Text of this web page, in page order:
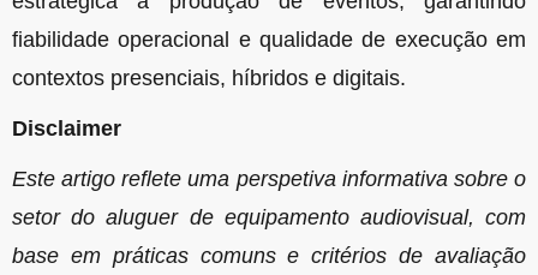
fiabilidade operacional e qualidade de execução em
contextos presenciais, híbridos e digitais.
Disclaimer
Este artigo reflete uma perspetiva informativa sobre o
setor do aluguer de equipamento audiovisual, com
base em práticas comuns e critérios de avaliação